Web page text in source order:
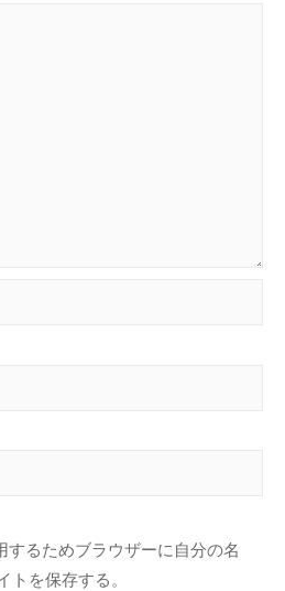
するためブラウザーに自分の名
トを保存する。